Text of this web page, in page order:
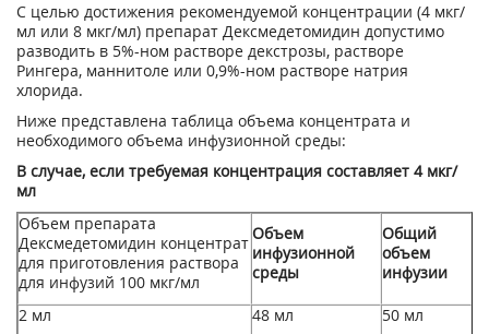
С целью достижения рекомендуемой концентрации (4 мкг/
мл или 8 мкг/мл) препарат Дексмедетомидин допустимо
разводить в 5%-ном растворе декстрозы, растворе
Рингера, маннитоле или 0,9%-ном растворе натрия
хлорида.
Ниже представлена таблица объема концентрата и
необходимого объема инфузионной среды:
В случае, если требуемая концентрация составляет 4 мкг/
мл
Объем препарата
Дексмедетомидин концентрат
для приготовления раствора
для инфузий 100 мкг/мл
Объем
инфузионной
среды
Общий
объем
инфузии
2 мл 48 мл
50 мл